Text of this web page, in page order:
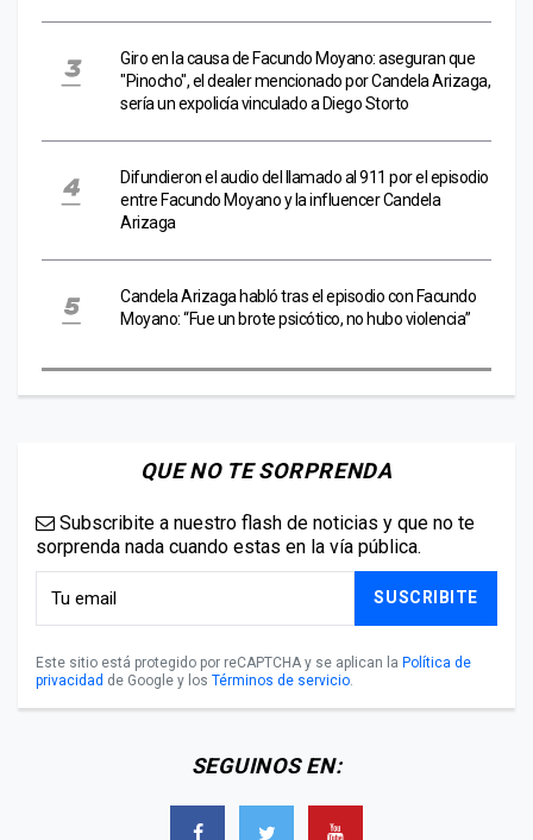
Giro en la causa de Facundo Moyano: aseguran que
"Pinocho", el dealer mencionado por Candela Arizaga,
sería un expolicía vinculado a Diego Storto
Difundieron el audio del llamado al 911 por el episodio
entre Facundo Moyano y la influencer Candela
Arizaga
Candela Arizaga habló tras el episodio con Facundo
Moyano: “Fue un brote psicótico, no hubo violencia”
QUE NO TE SORPRENDA
Subscribite a nuestro flash de noticias y que no te
sorprenda nada cuando estas en la vía pública.
SUSCRIBITE
Este sitio está protegido por reCAPTCHA y se aplican la Política de
privacidad de Google y los Términos de servicio.
SEGUINOS EN: